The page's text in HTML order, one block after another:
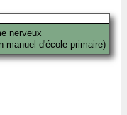
nerveux
manuel d'école primaire)